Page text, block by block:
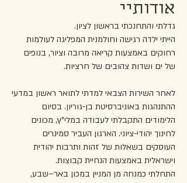
אודותיי
גדלתי והתחנכתי בראשון לציון.
הייתי ילדה רגישה וחולמנית המפליגה לעולמות
רחוקים באמצעות קריאה מרובה וציור, בנופים
של ים ושדות צהובים של חרציות.
לאחר השירות הצבאי למדתי לתואר ראשון במדעי
ההתנהגות באוניברסיטת בן-גוריון. בסיום
הלימודים התקבלתי לעבודה במלי"ץ, מכונים
לחינוך יהודי-ציוני. הארגון העביר סמינרים
העוסקים בשאלות של זהות ותרבות יהודית
וישראלית באמצעות הנחיית קבוצות.
התחלתי כמנחה מן המניין במכון באר–שבע,